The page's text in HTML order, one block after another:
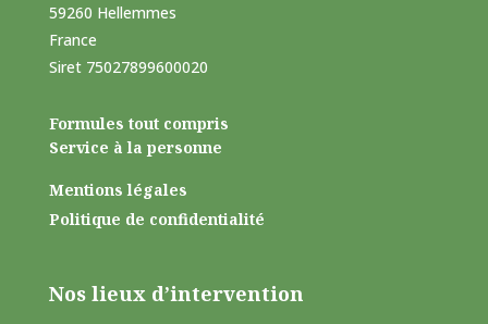
59260 Hellemmes
France
Siret 75027899600020
Formules tout compris
Service à la personne
Mentions légales
Politique de confidentialité
Nos lieux d’intervention